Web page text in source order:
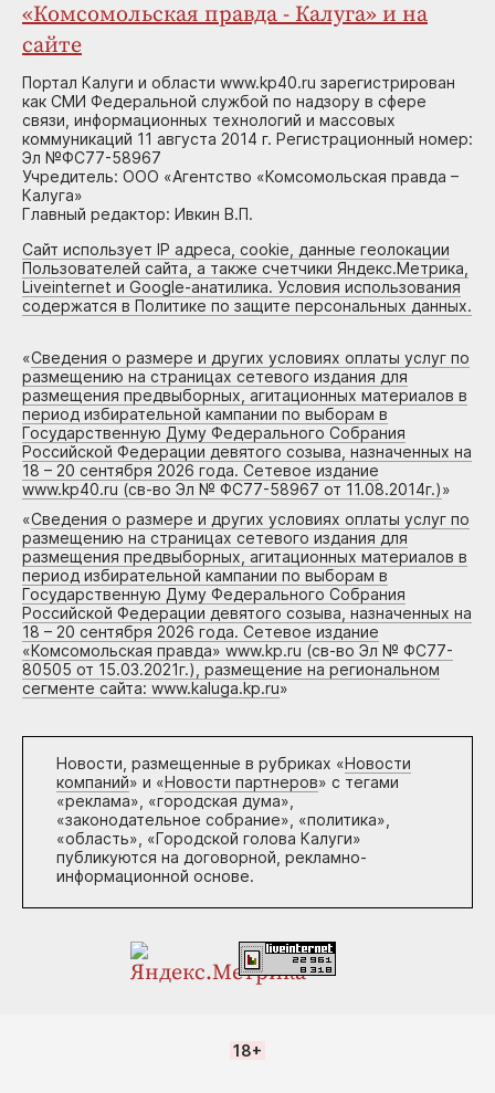
«Комсомольская правда - Калуга» и на
сайте
Портал Калуги и области www.kp40.ru зарегистрирован
как СМИ Федеральной службой по надзору в сфере
связи, информационных технологий и массовых
коммуникаций 11 августа 2014 г. Регистрационный номер:
Эл №ФС77-58967
Учредитель: ООО «Агентство «Комсомольская правда –
Калуга»
Главный редактор: Ивкин В.П.
Сайт использует IP адреса, cookie, данные геолокации
Пользователей сайта, а также счетчики Яндекс.Метрика,
Liveinternet и Google-анатилика. Условия использования
содержатся в Политике по защите персональных данных.
«Сведения о размере и других условиях оплаты услуг по
размещению на страницах сетевого издания для
размещения предвыборных, агитационных материалов в
период избирательной кампании по выборам в
Государственную Думу Федерального Собрания
Российской Федерации девятого созыва, назначенных на
18 – 20 сентября 2026 года. Сетевое издание
www.kp40.ru (св-во Эл № ФС77-58967 от 11.08.2014г.)»
«Сведения о размере и других условиях оплаты услуг по
размещению на страницах сетевого издания для
размещения предвыборных, агитационных материалов в
период избирательной кампании по выборам в
Государственную Думу Федерального Собрания
Российской Федерации девятого созыва, назначенных на
18 – 20 сентября 2026 года. Сетевое издание
«Комсомольская правда» www.kp.ru (св-во Эл № ФС77-
80505 от 15.03.2021г.), размещение на региональном
сегменте сайта: www.kaluga.kp.ru»
Новости, размещенные в рубриках «Новости
компаний» и «Новости партнеров» с тегами
«реклама», «городская дума»,
«законодательное собрание», «политика»,
«область», «Городской голова Калуги»
публикуются на договорной, рекламно-
информационной основе.
18+